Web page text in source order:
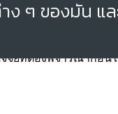
าง ๆ ของมัน แ